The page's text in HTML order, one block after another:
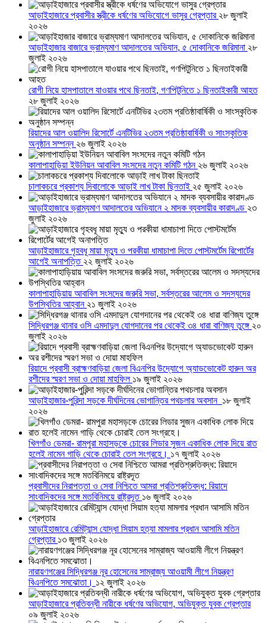
আড়াইহাজারে প্রবাসীর স্ত্রীকে ধর্ষণের অভিযোগে ভাসুর গ্রেপ্তার ২৮ জুলাই
২০২৬
আড়াইহাজার বাজারে ভ্রাম্যমাণ আদালতের অভিযান, ৫ দোকানিকে জরিমানা ২৮
জুলাই ২০২৬
রোগী নিয়ে হাসপাতালে যাওয়ার পথে ছিনতাই, গণপিটুনিতে ১ ছিনতাইকারী আহত
২৮ জুলাই ২০২৬
রিয়াদের আল ওয়ালিদ রিসোর্টে এনটিভির ২৩তম প্রতিষ্ঠাবার্ষিকী ও সাংস্কৃতিক
অনুষ্ঠান সম্পন্ন ২৬ জুলাই ২০২৬
কালাপাহাড়িয়া ইউনিয়ন আবাবিল সংসদের নতুন কমিটি গঠন ২৬ জুলাই ২০২৬
চালাকচরে প্রকাশ্য দিবালোকে আড়াই লাখ টাকা ছিনতাই ২৫ জুলাই ২০২৬
আড়াইহাজারে ভ্রাম্যমাণ আদালতের অভিযানে ২ মাদক ব্যবসায়ীর কারাদণ্ড ২৩
জুলাই ২০২৬
আড়াইহাজারে গৃহবধূ মায়া মৃত্যু ও পরকীয়া ধামাচাপা দিতে পোস্টমর্টেম রিপোর্টের
আগেই অনাপত্তি ২২ জুলাই ২০২৬
কালাপাহাড়িয়ায় আবাবিল সংসদের জরুরি সভা, সর্বস্তরের আলেম ও সদস্যদের
উপস্থিতির আহ্বান ২১ জুলাই ২০২৬
সিদ্ধিরগঞ্জ থানার ওসি এমদাদুল যোগদানের পর থেকেই ৩৪ ধারা বাণিজ্য তুঙ্গে ২০
জুলাই ২০২৬
রিয়াদে প্রবাসী ব্রাহ্মণবাড়িয়া জেলা বিএনপির উদ্যোগে অ্যাডভোকেট হারুন অর
রশীদের স্মরণ সভা ও দোয়া মাহফিল ১৯ জুলাই ২০২৬
আড়াইহাজার-পুরিন্দা সড়কে দীর্ঘদিনের ভোগান্তির পথচলার অবসান ১৮ জুলাই
২০২৬
খিলগাঁও ডেমরা- রামপুরা মহাসড়কে চোরের লিডার সুজন একাধিক লোক দিয়ে রাত
হলেই নামেন গাড়ি থেকে চোরাই তেল সংগ্রহে। ১৭ জুলাই ২০২৬
প্রবাসীদের নিরাপত্তা ও সেবা নিশ্চিতে আমরা প্রতিশ্রুতিবদ্ধ: রিয়াদে
সাংবাদিকদের সঙ্গে মতবিনিময়ে রাষ্ট্রদূত ১৬ জুলাই ২০২৬
আড়াইহাজারে রেমিট্যান্স যোদ্ধা সিয়াম হত্যা মামলার প্রধান আসামি মতিন
গ্রেপ্তার ১৩ জুলাই ২০২৬
নারায়ণগঞ্জের সিদ্ধিরগঞ্জ নূর হোসেনের সাম্রাজ্য আওয়ামী লীগে নিয়ন্ত্রণ
বিএনপিতে সমঝোতা। ১২ জুলাই ২০২৬
আড়াইহাজারে প্রতিবন্ধী নারীকে ধর্ষণের অভিযোগ, অভিযুক্ত যুবক গ্রেপ্তার
০৯ জুলাই ২০২৬